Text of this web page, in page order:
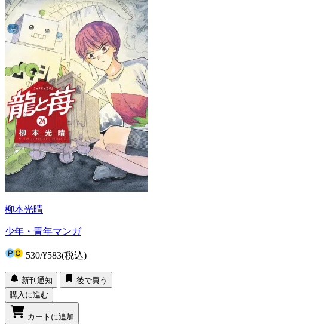
柳本光晴
少年・青年マンガ
530/¥583(税込)
新刊通知
後で買う
購入に進む
カートに追加